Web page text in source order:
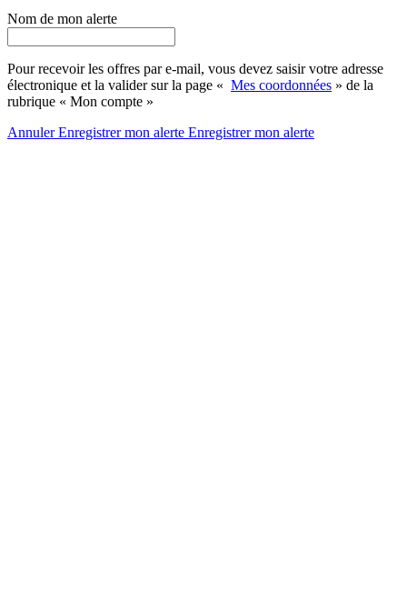
Nom de mon alerte
Pour recevoir les offres par e-mail, vous devez saisir votre adresse
électronique et la valider sur la page « Mes coordonnées » de la
rubrique « Mon compte »
AnnulerEnregistrer mon alerte Enregistrermon alerte